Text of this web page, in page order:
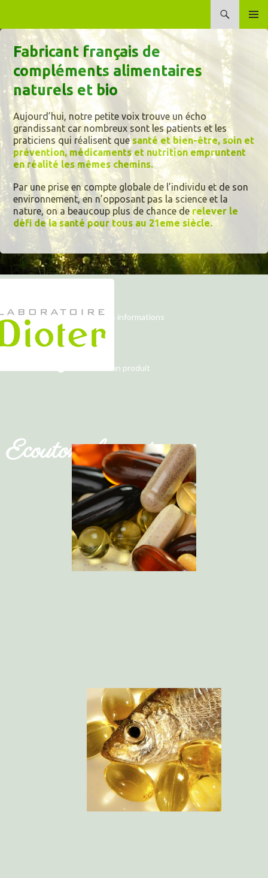
CONTENU
Fabricant français de
compléments alimentaires
naturels et bio
Aujourd’hui, notre petite voix trouve un écho
grandissant car nombreux sont les patients et les
praticiens qui réalisent quesanté et bien-être, soin et
prévention, médicaments et nutrition empruntent
en réalité les mêmes chemins.
Par une prise en compte globale de l’individu et de son
environnement, en n’opposant pas la science et la
nature, on a beaucoup plus de chance de relever le
défi de la santé pour tous au 21eme siècle.
Demander des informations
Chercher un produit
Ecoutons la nature...